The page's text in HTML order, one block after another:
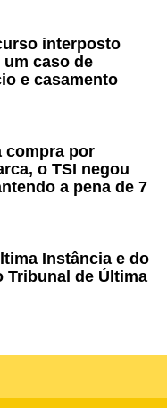
interposto
um caso de
e casamento
compra por
o TSI negou
a pena de 7
Instância e do
Tribunal de Última